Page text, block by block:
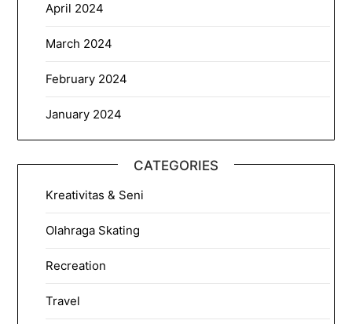
April 2024
March 2024
February 2024
January 2024
CATEGORIES
Kreativitas & Seni
Olahraga Skating
Recreation
Travel